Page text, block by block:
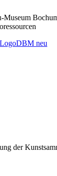
Museum
der